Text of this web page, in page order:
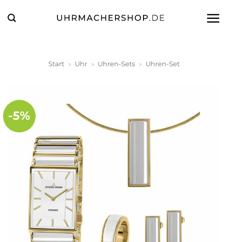
Inhalt
Start » Uhr » Uhren-Sets » Uhren-Set
-5%